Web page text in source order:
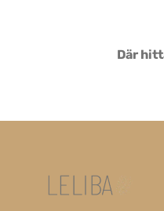
Där